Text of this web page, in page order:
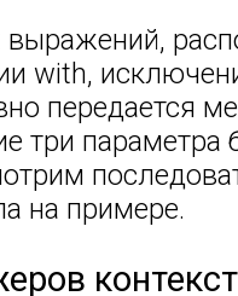
выражений,
with,
передается
три параметра
на примере.